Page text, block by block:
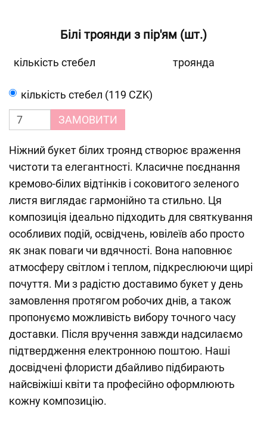
Білі троянди з пір'ям (шт.)
кількість стебел троянда
кількість стебел (119 CZK)
ЗАМОВИТИ
Ніжний букет білих троянд створює враження
чистоти та елегантності. Класичне поєднання
кремово-білих відтінків і соковитого зеленого
листя виглядає гармонійно та стильно. Ця
композиція ідеально підходить для святкування
особливих подій, освідчень, ювілеїв або просто
як знак поваги чи вдячності. Вона наповнює
атмосферу світлом і теплом, підкреслюючи щирі
почуття. Ми з радістю доставимо букет у день
замовлення протягом робочих днів, а також
пропонуємо можливість вибору точного часу
доставки. Після вручення завжди надсилаємо
підтвердження електронною поштою. Наші
досвідчені флористи дбайливо підбирають
найсвіжіші квіти та професійно оформлюють
кожну композицію.